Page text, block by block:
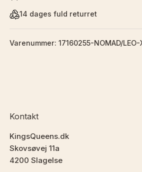
14 dages fuld returret
Varenummer: 17160255-NOMAD/LEO-
Kontakt
KingsQueens.dk
Skovsøvej 11a
4200 Slagelse